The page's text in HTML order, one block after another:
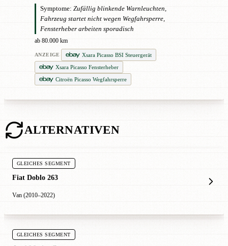
Symptome: Zufällig blinkende Warnleuchten,
Fahrzeug startet nicht wegen Wegfahrsperre,
Fensterheber arbeiten sporadisch
ab 80.000 km
ANZEIGE
Xsara Picasso BSI Steuergerät
Xsara Picasso Fensterheber
Citroën Picasso Wegfahrsperre
ALTERNATIVEN
GLEICHES SEGMENT
Fiat Doblo 263
Van (2010–2022)
GLEICHES SEGMENT